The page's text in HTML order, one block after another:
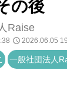
の後
Raise
2026.06.05
一般社団法人